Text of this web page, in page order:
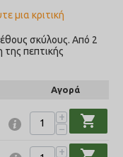
μια κριτική
σκύλους. Από 2
πεπτικής
Αγορά
+
−
shopping_cart
+